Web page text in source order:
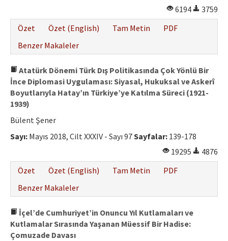
6194
3759
Özet
Özet (English) Tam Metin
PDF
Benzer Makaleler
Atatürk Dönemi Türk Dış Politikasında Çok Yönlü Bir
İnce Diplomasi Uygulaması: Siyasal, Hukuksal ve Askerî
Boyutlarıyla Hatay’ın Türkiye’ye Katılma Süreci (1921-
1939)
Bülent Şener
Sayı: Mayıs 2018, Cilt XXXIV - Sayı 97Sayfalar: 139-178
19295
4876
Özet
Özet (English) Tam Metin
PDF
Benzer Makaleler
İçel’de Cumhuriyet’in Onuncu Yıl Kutlamaları ve
Kutlamalar Sırasında Yaşanan Müessif Bir Hadise:
Çomuzade Davası